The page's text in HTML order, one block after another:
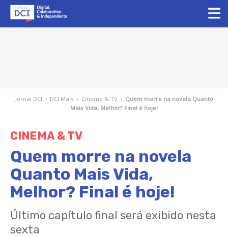
Jornal DCI › DCI Mais › Cinema & TV › Quem morre na novela Quanto
Mais Vida, Melhor? Final é hoje!
CINEMA & TV
Quem morre na novela
Quanto Mais Vida,
Melhor? Final é hoje!
Último capítulo final será exibido nesta
sexta